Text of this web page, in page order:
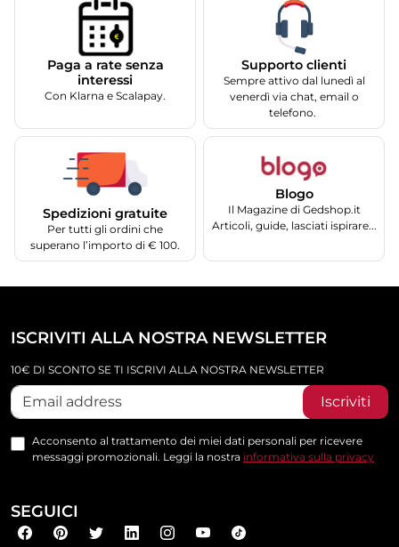
Paga a rate senza
interessi
Con Klarna e Scalapay.
Supporto clienti
Sempre attivo dal lunedì al
venerdì via chat, email o
telefono.
Spedizioni gratuite
Per tutti gli ordini che
superano l’importo di € 100.
Blogo
Il Magazine di Gedshop.it
Articoli, guide, lasciati ispirare...
ISCRIVITI ALLA NOSTRA NEWSLETTER
10€ DI SCONTO SE TI ISCRIVI ALLA NOSTRA NEWSLETTER
Iscriviti
Acconsento al trattamento dei miei dati personali per ricevere
messaggi promozionali. Leggi la nostra informativa sulla privacy
SEGUICI